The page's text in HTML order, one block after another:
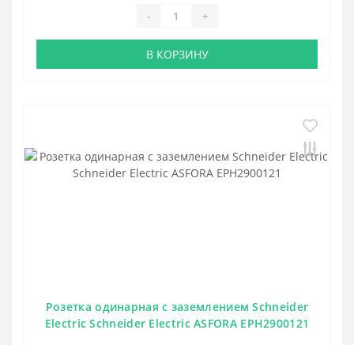
- +
В КОРЗИНУ
Розетка одинарная с заземлением Schneider
Electric Schneider Electric ASFORA EPH2900121